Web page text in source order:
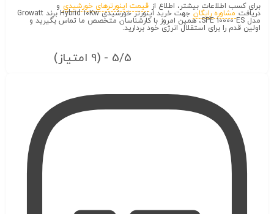
برای کسب اطلاعات بیشتر، اطلاع از قیمت اینورترهای خورشیدی و
دریافت مشاوره رایگان جهت خرید اینورتر خورشیدی Hybrid 10Kw برند Growatt
مدل SPE 10000 ES، همین امروز با کارشناسان متخصص ما تماس بگیرید و
اولین قدم را برای استقلال انرژی خود بردارید.
5/5 - (9 امتیاز)